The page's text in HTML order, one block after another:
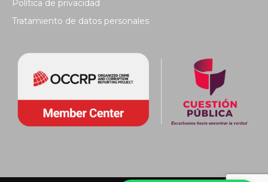
Política de privacidad
Tratamiento de datos personales